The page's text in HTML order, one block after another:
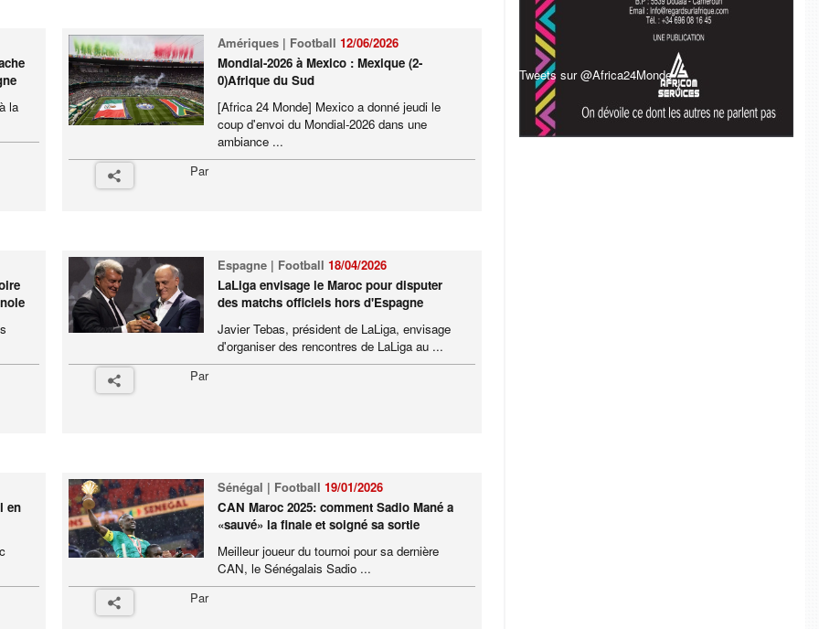
la
Amériques | Football 12/06/2026
Mondial-2026 à Mexico : Mexique (2-
0)Afrique du Sud
[Africa 24 Monde] Mexico a donné jeudi le
coup d'envoi du Mondial-2026 dans une
ambiance ...
Par
Espagne | Football 18/04/2026
LaLiga envisage le Maroc pour disputer
des matchs officiels hors d'Espagne
Javier Tebas, président de LaLiga, envisage
d'organiser des rencontres de LaLiga au ...
Par
en
Sénégal | Football 19/01/2026
CAN Maroc 2025: comment Sadio Mané a
«sauvé» la finale et soigné sa sortie
Meilleur joueur du tournoi pour sa dernière
CAN, le Sénégalais Sadio ...
Par
Tweets sur @Africa24Monde